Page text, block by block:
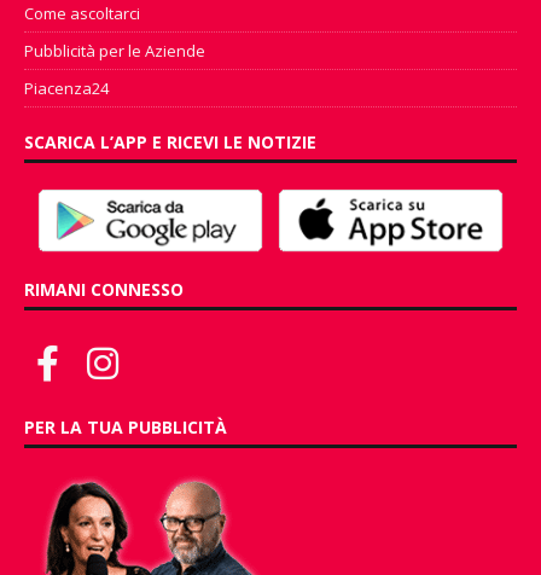
Come ascoltarci
Pubblicità per le Aziende
Piacenza24
SCARICA L’APP E RICEVI LE NOTIZIE
RIMANI CONNESSO
PER LA TUA PUBBLICITÀ